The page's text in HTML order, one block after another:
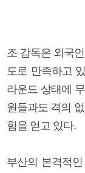
조 감독은 외국
도로 만족하고
라운드 상태에
원들과도 격의
힘을 얻고 있다.
부산의 본격적